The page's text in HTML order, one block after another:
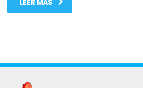
LEER MÁS